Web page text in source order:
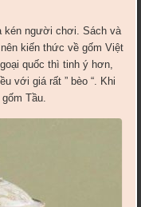
kén người chơi. Sách và
kiến thức về gốm Việt
quốc thì tinh ý hơn,
với giá rất ” bèo “. Khi
Tầu.